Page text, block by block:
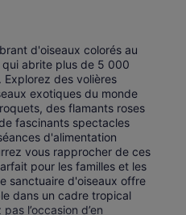
d'oiseaux colorés au
qui abrite plus de 5 000
des volières
exotiques du monde
des flamants roses
fascinants spectacles
d'alimentation
vous rapprocher de ces
pour les familles et les
sanctuaire d'oiseaux offre
dans un cadre tropical
l’occasion d’en